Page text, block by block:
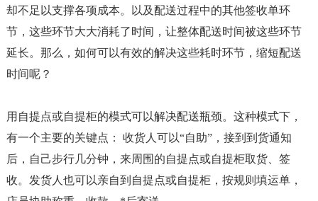
却不足以支撑各项成本。以及配送过程中的其他签收单环
节，这些环节大大消耗了时间，让整体配送时间被这些环节
延长。那么，如何可以有效的解决这些耗时环节，缩短配送
时间呢？
用自提点或自提柜的模式可以解决配送瓶颈。这种模式下，
有一个主要的关键点： 收货人可以“自助”，接到到货通知
后，自己步行几分钟，来周围的自提点或自提柜取货、签
收。发货人也可以亲自到自提点或自提柜，按规则填运单，